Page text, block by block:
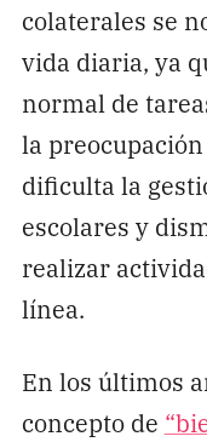
colaterales se
vida diaria, ya
normal de
la
dificulta la
escolares y
realizar
línea.
En los últimos
concepto de